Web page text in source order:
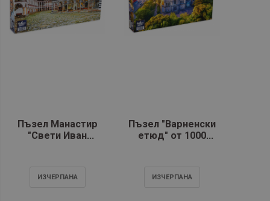
Пъзел Mанастир
"Свети Иван
ИЗЧЕРПАНA
Пъзел "Варненски
етюд" от 1000
ИЗЧЕРПАНA